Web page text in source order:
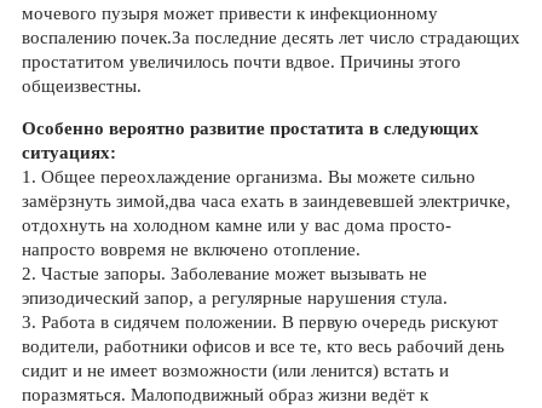
мочевого пузыря может привести к инфекционному
воспалению почек.За последние десять лет число страдающих
простатитом увеличилось почти вдвое. Причины этого
общеизвестны.
Особенно вероятно развитие простатита в следующих
ситуациях:
1. Общее переохлаждение организма. Вы можете сильно
замёрзнуть зимой,два часа ехать в заиндевевшей электричке,
отдохнуть на холодном камне или у вас дома просто-
напросто вовремя не включено отопление.
2. Частые запоры. Заболевание может вызывать не
эпизодический запор, а регулярные нарушения стула.
3. Работа в сидячем положении. В первую очередь рискуют
водители, работники офисов и все те, кто весь рабочий день
сидит и не имеет возможности (или ленится) встать и
поразмяться. Малоподвижный образ жизни ведёт к